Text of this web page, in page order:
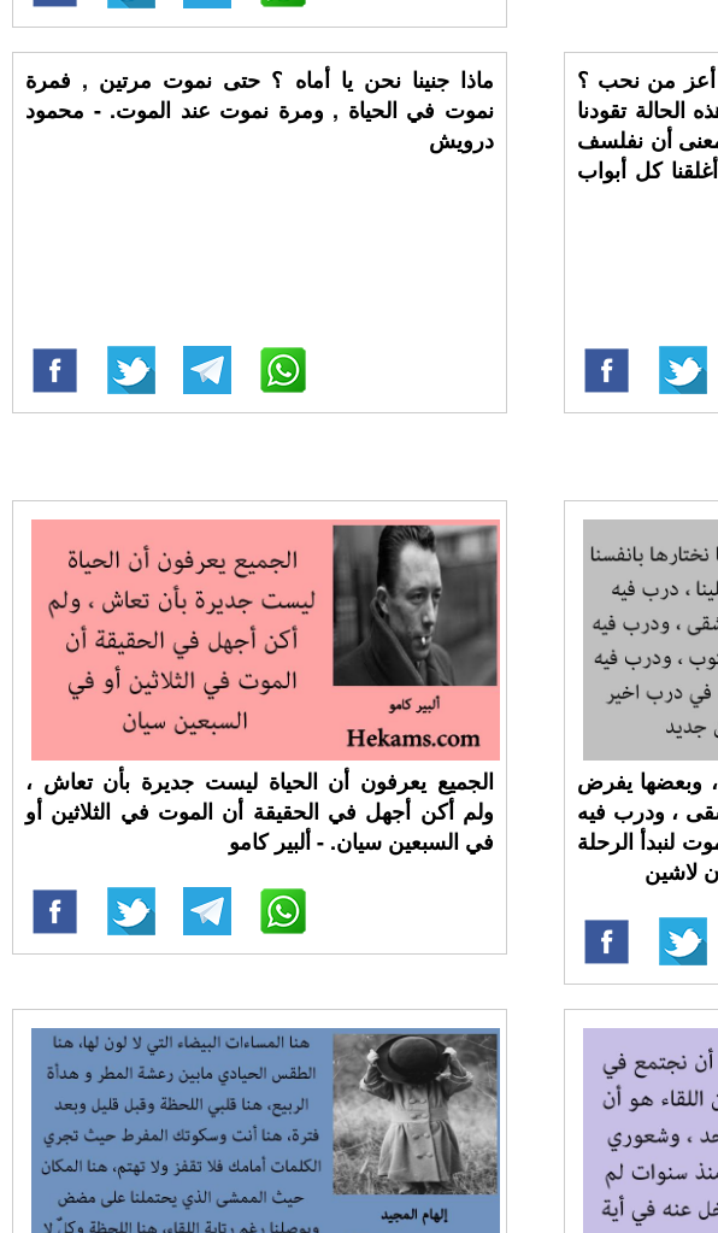
ماذا جنينا نحن يا أماه ؟ حتى نموت مرتين , فمرة
نموت في الحياة , ومرة نموت عند الموت. - محمود
درويش
أعز من نحب ؟
الحالة تقودنا
أن نفلسف
كل أبواب
الجميع يعرفون أن الحياة ليست جديرة بأن تعاش ،
ولم أكن أجهل في الحقيقة أن الموت في الثلاثين أو
في السبعين سيان. - ألبير كامو
، وبعضها يفرض
، ودرب فيه
لنبدأ الرحلة
لاشين